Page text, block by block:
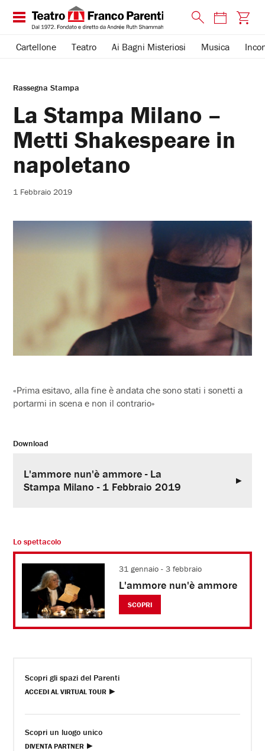
Cartellone Teatro Ai Bagni Misteriosi Musica
Rassegna Stampa
La Stampa Milano –
Metti Shakespeare in
napoletano
1 Febbraio 2019
«Prima esitavo, alla fine è andata che sono stati i sonetti a
portarmi in scena e non il contrario»
Download
L'ammore nun'è ammore - La
Stampa Milano - 1 Febbraio 2019
Lo spettacolo
31 gennaio - 3 febbraio
L'ammore nun'è ammore
SCOPRI
Scopri gli spazi del Parenti
ACCEDI AL VIRTUAL TOUR
Scopri un luogo unico
DIVENTA PARTNER